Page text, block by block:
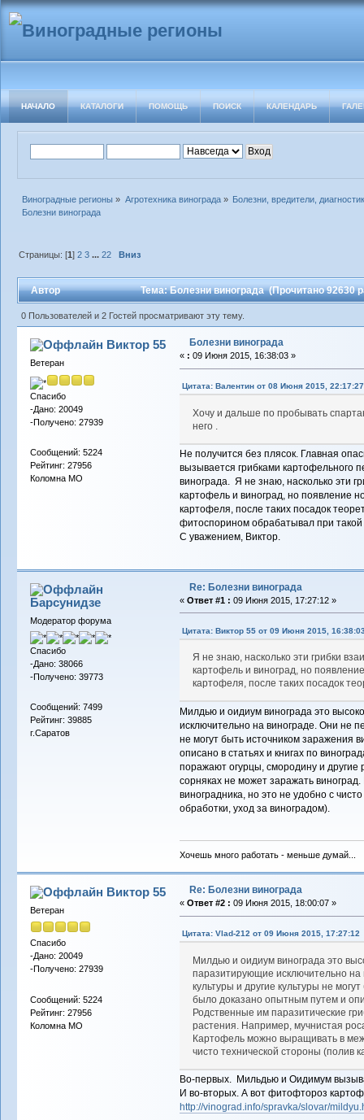
НАЧАЛО КАТАЛОГИ ПОМОЩЬ ПОИСК КАЛЕНДАРЬ
Виноградные регионы » Агротехника винограда»
Болезни, вредители,
Болезни винограда
Страницы: [1]2 3 ...22 Вниз
Автор Тема: Болезни винограда (Прочитано 92630
0 Пользователей и 2 Гостей просматривают эту тему.
Виктор 55
Ветеран
Спасибо
-Дано: 20049
-Получено: 27939
Сообщений: 5224
Рейтинг: 27956
Коломна МО
Болезни винограда
« : 09 Июня 2015, 16:38:03 »
Цитата: Валентин от 08 Июня 2015, 22:17:27
Хочу и дальше по пробывать
него .
Не получится без плясок. Главная
вызывается грибками картофельного
винограда. Я не знаю, насколько эти
картофель и виноград, но появление
картофеля, после таких посадок
фитоспорином обрабатывал при такой
С уважением, Виктор.
Барсунидзе
Модератор форума
Спасибо
-Дано: 38066
-Получено: 39773
Сообщений: 7499
Рейтинг: 39885
г.Саратов
Re: Болезни винограда
« Ответ #1 : 09 Июня 2015, 17:27:12 »
Цитата: Виктор 55 от 09 Июня 2015,
Я не знаю, насколько эти грибки
картофель и виноград, но
картофеля, после таких посадок
Милдью и оидиум винограда это
исключительно на винограде. Они не
не могут быть источником заражения
описано в статьях и книгах по
поражают огурцы, смородину и
сорняках не может заражать
виноградника, но это не удобно с
обработки, уход за виноградом).
Хочешь много работать - меньше думай...
Виктор 55
Ветеран
Спасибо
-Дано: 20049
-Получено: 27939
Сообщений: 5224
Рейтинг: 27956
Коломна МО
Re: Болезни винограда
« Ответ #2 : 09 Июня 2015, 18:00:07 »
Цитата: Vlad-212 от 09 Июня 2015, 17:27:12
Милдью и оидиум винограда это
паразитирующие исключительно на
культуры и другие культуры не
было доказано опытным путем и
Родственные им паразитические
растения. Например, мучнистая
Картофель можно выращивать в
чисто технической стороны (полив
Во-первых. Мильдью и Оидимум
И во-вторых. А вот фитофтороз
http://vinograd.info/spravka/slovar/